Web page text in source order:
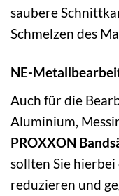
saubere
Schmelzen des
NE-
Auch für die
Aluminium,
PROXXON
sollten Sie
reduzieren und